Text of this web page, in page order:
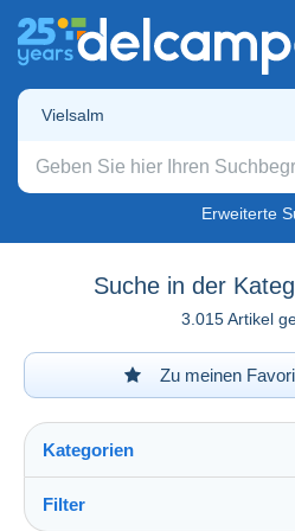
Vielsalm
Erweiterte
Suche in der
3.015 Artikel
Zu meinen
Kategorien
Filter